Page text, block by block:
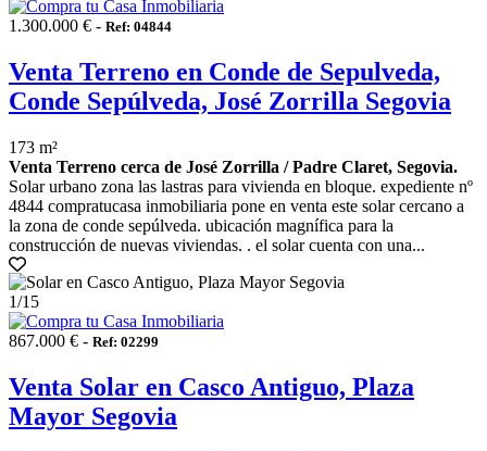
1.300.000 € - Ref: 04844
Venta Terreno en Conde de Sepulveda,
Conde Sepúlveda, José Zorrilla Segovia
173 m²
Venta Terreno cerca de José Zorrilla / Padre Claret, Segovia.
Solar urbano zona las lastras para vivienda en bloque. expediente nº
4844 compratucasa inmobiliaria pone en venta este solar cercano a
la zona de conde sepúlveda. ubicación magnífica para la
construcción de nuevas viviendas. . el solar cuenta con una...
1/15
867.000 € - Ref: 02299
Venta Solar en Casco Antiguo, Plaza
Mayor Segovia